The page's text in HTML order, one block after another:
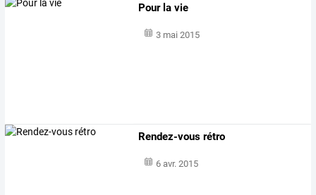
Pour la vie
3 mai 2015
Rendez-vous rétro
6 avr. 2015